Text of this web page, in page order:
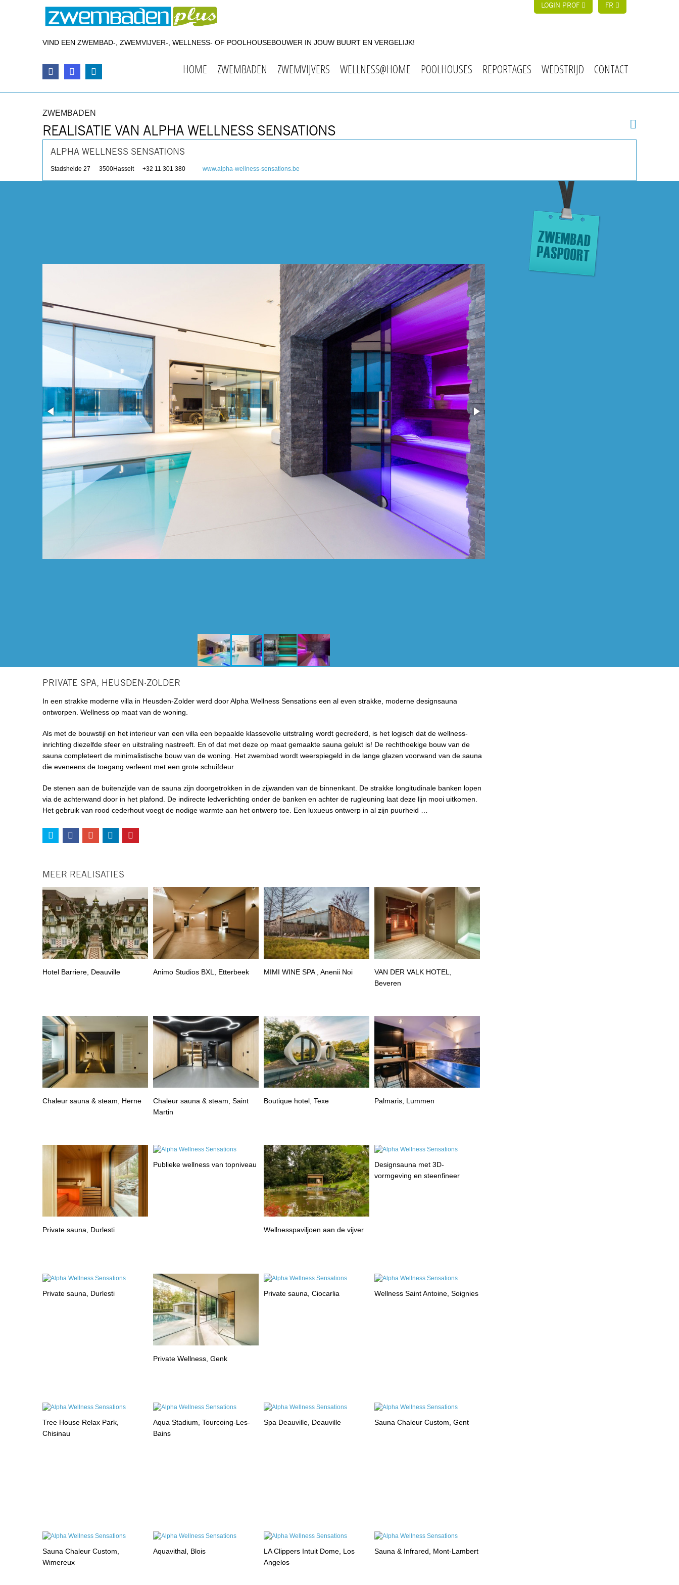
LOGIN PROF FR
VIND EEN ZWEMBAD-, ZWEMVIJVER-, WELLNESS- OF POOLHOUSEBOUWER IN JOUW BUURT EN VERGELIJK!
HOME ZWEMBADEN ZWEMVIJVERS WELLNESS@HOME POOLHOUSES REPORTAGES WEDSTRIJD CONTACT
ZWEMBADEN
REALISATIE VAN ALPHA WELLNESS SENSATIONS
ALPHA WELLNESS SENSATIONS
Stadsheide 27 3500Hasselt +32 11 301 380 www.alpha-wellness-sensations.be
PRIVATE SPA, HEUSDEN-ZOLDER
In een strakke moderne villa in Heusden-Zolder werd door Alpha Wellness Sensations een al even strakke, moderne designsauna
ontworpen. Wellness op maat van de woning.
Als met de bouwstijl en het interieur van een villa een bepaalde klassevolle uitstraling wordt gecreëerd, is het logisch dat de wellness-
inrichting diezelfde sfeer en uitstraling nastreeft. En of dat met deze op maat gemaakte sauna gelukt is! De rechthoekige bouw van de
sauna completeert de minimalistische bouw van de woning. Het zwembad wordt weerspiegeld in de lange glazen voorwand van de sauna
die eveneens de toegang verleent met een grote schuifdeur.
De stenen aan de buitenzijde van de sauna zijn doorgetrokken in de zijwanden van de binnenkant. De strakke longitudinale banken lopen
via de achterwand door in het plafond. De indirecte ledverlichting onder de banken en achter de rugleuning laat deze lijn mooi uitkomen.
Het gebruik van rood cederhout voegt de nodige warmte aan het ontwerp toe. Een luxueus ontwerp in al zijn puurheid …
MEER REALISATIES
Hotel Barriere, Deauville Animo Studios BXL, Etterbeek MIMI WINE SPA , Anenii Noi
VAN DER VALK HOTEL,
Beveren
Chaleur sauna & steam, Herne
Chaleur sauna & steam, Saint
Martin
Boutique hotel, Texe Palmaris, Lummen
Private sauna, Durlesti
Publieke wellness van topniveau
Wellnesspaviljoen aan de vijver
Designsauna met 3D-
vormgeving en steenfineer
Private sauna, Durlesti
Private Wellness, Genk
Private sauna, Ciocarlia Wellness Saint Antoine, Soignies
Tree House Relax Park,
Chisinau
Aqua Stadium, Tourcoing-Les-
Bains
Spa Deauville, Deauville Sauna Chaleur Custom, Gent
Sauna Chaleur Custom,
Wimereux
Aquavithal, Blois
LA Clippers Intuit Dome, Los
Angelos
Sauna & Infrared, Mont-Lambert